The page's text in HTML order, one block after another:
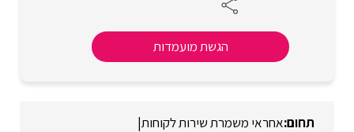
הגשת מועמדות
אחראי משמרת שירות לקוחות|